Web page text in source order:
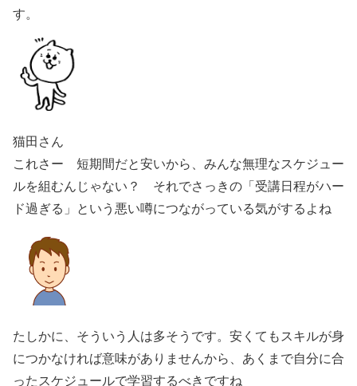
す。
猫田さん
これさー 短期間だと安いから、みんな無理なスケジュー
ルを組むんじゃない？ それでさっきの「受講日程がハー
ド過ぎる」という悪い噂につながっている気がするよね
たしかに、そういう人は多そうです。安くてもスキルが身
につかなければ意味がありませんから、あくまで自分に合
ったスケジュールで学習するべきですね